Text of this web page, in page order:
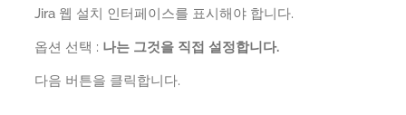
Jira 웹 설치 인터페이스를 표시해야 합니다.
옵션 선택 : 나는 그것을 직접 설정합니다.
다음 버튼을 클릭합니다.